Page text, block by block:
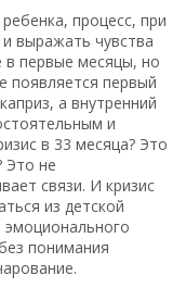
, процесс, при
выражать чувства
в первые месяцы, но
появляется первый
а внутренний
и
в 33 месяца? Это
Это не
связи. И кризис
из детской
эмоционального
понимания